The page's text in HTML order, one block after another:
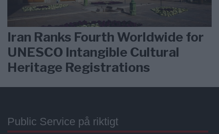
Iran Ranks Fourth Worldwide for
UNESCO Intangible Cultural
Heritage Registrations
Public Service på riktigt